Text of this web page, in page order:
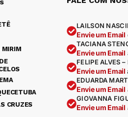
MIRIM
CRUZES
LAILSON
Envie um Email
TACIANA
Envie um Email
FELIPE ALVES –
Envie um Email
EDUARDA
Envie um Email
GIOVANNA
Envie um Email